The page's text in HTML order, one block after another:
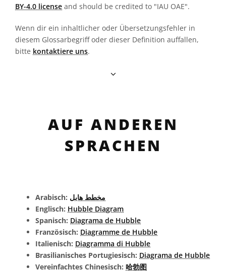
BY-4.0 license and should be credited to "IAU OAE".
Wenn dir ein inhaltlicher oder Übersetzungsfehler in
diesem Glossarbegriff oder dieser Definition auffallen,
bitte kontaktiere uns.
AUF ANDEREN
SPRACHEN
Arabisch: مخطط هابل
Englisch: Hubble Diagram
Spanisch: Diagrama de Hubble
Französisch: Diagramme de Hubble
Italienisch: Diagramma di Hubble
Brasilianisches Portugiesisch: Diagrama de Hubble
Vereinfachtes Chinesisch: 哈勃图